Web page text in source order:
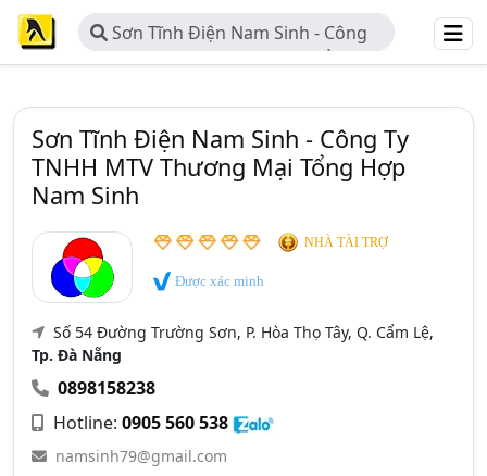
Sơn Tĩnh Điện Nam Sinh - Công
Ty TNHH MTV Thương Mại Tổng
Sơn Tĩnh Điện Nam Sinh - Công Ty
TNHH MTV Thương Mại Tổng Hợp
Nam Sinh
NHÀ TÀI TRỢ
Được xác minh
Số 54 Đường Trường Sơn, P. Hòa Thọ Tây, Q. Cẩm Lệ,
Tp. Đà Nẵng
0898158238
Hotline: 0905 560 538
namsinh79@gmail.com